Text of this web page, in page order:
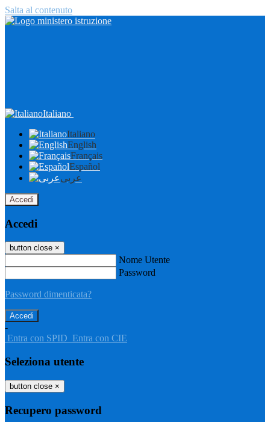
Salta al contenuto
Italiano
Italiano
English
Français
Español
عربى
Accedi
Accedi
button close ×
Nome Utente
Password
Password dimenticata?
-
Entra con SPID Entra con CIE
Seleziona utente
button close ×
Recupero password